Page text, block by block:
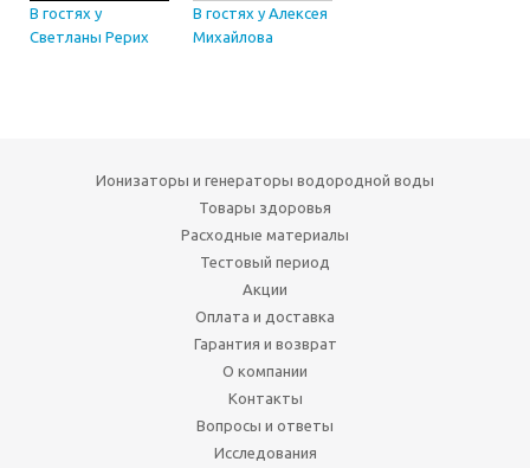
В гостях у
Светланы Рерих
В гостях у Алексея
Михайлова
Ионизаторы и генераторы водородной воды
Товары здоровья
Расходные материалы
Тестовый период
Акции
Оплата и доставка
Гарантия и возврат
О компании
Контакты
Вопросы и ответы
Исследования